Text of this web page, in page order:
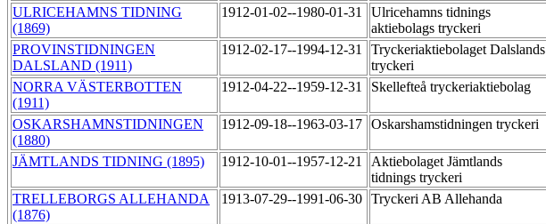
ULRICEHAMNS TIDNING
(1869)
1912-01-02--1980-01-31
Ulricehamns tidnings
aktiebolags tryckeri
PROVINSTIDNINGEN
DALSLAND (1911)
1912-02-17--1994-12-31
Tryckeriaktiebolaget Dalslands
tryckeri
NORRA VÄSTERBOTTEN
(1911)
1912-04-22--1959-12-31 Skellefteå tryckeriaktiebolag
OSKARSHAMNSTIDNINGEN
(1880)
1912-09-18--1963-03-17 Oskarshamstidningen tryckeri
JÄMTLANDS TIDNING (1895) 1912-10-01--1957-12-21
Aktiebolaget Jämtlands
tidnings tryckeri
TRELLEBORGS ALLEHANDA
(1876)
1913-07-29--1991-06-30 Tryckeri AB Allehanda